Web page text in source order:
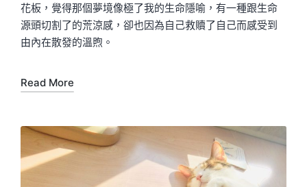
花板，覺得那個夢境像極了我的生命隱喻，有一種跟生命
源頭切割了的荒涼感，卻也因為自己救贖了自己而感受到
由內在散發的溫煦。
Read More